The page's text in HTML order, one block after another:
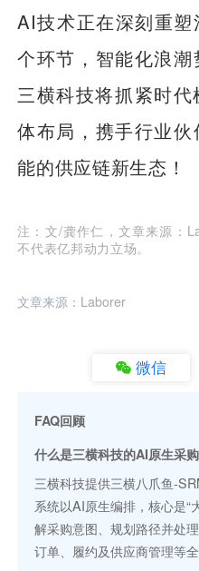
AI技术正在深刻重
个环节，智能化浪潮
三横科技将抓紧时
体布局，携手行业
能的供应链新生态！
注：文/龚作仁，文章来源：
不代表亿邦动力立场。
文章来源：Laborer
微信
FAQ回顾
什么是三横科技的AI原生采
三横科技提供三横八爪鱼-
系统以AI原生编排，核心是“
解采购意图、规划路径并处
订单、履约及供应商管理等全